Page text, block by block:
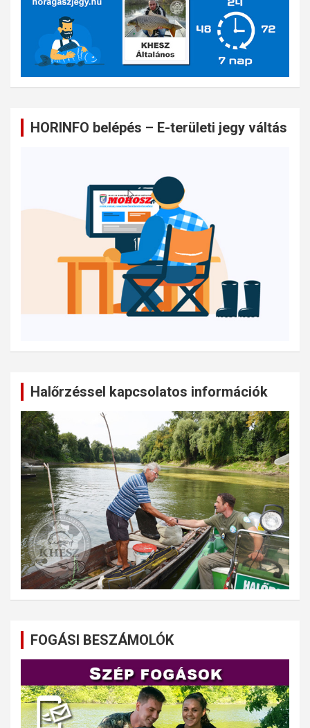
HORINFO belépés – E-területi jegy váltás
Halőrzéssel kapcsolatos információk
FOGÁSI BESZÁMOLÓK